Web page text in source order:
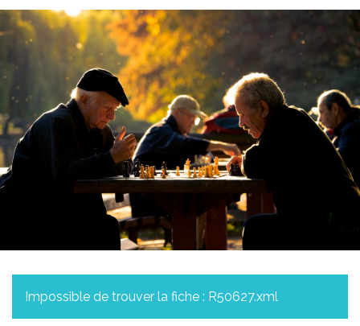
Impossible de trouver la fiche : R50627.xml